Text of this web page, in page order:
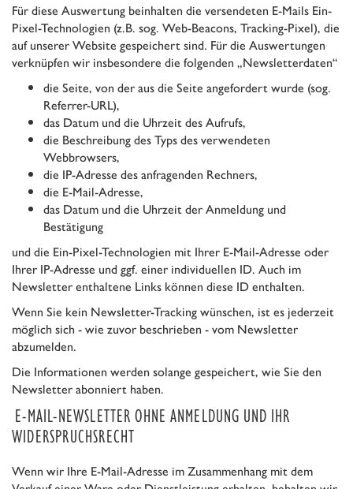
Für diese Auswertung beinhalten die versendeten E-Mails Ein-
Pixel-Technologien (z.B. sog. Web-Beacons, Tracking-Pixel), die
auf unserer Website gespeichert sind. Für die Auswertungen
verknüpfen wir insbesondere die folgenden „Newsletterdaten“
die Seite, von der aus die Seite angefordert wurde (sog.
Referrer-URL),
das Datum und die Uhrzeit des Aufrufs,
die Beschreibung des Typs des verwendeten
Webbrowsers,
die IP-Adresse des anfragenden Rechners,
die E-Mail-Adresse,
das Datum und die Uhrzeit der Anmeldung und
Bestätigung
und die Ein-Pixel-Technologien mit Ihrer E-Mail-Adresse oder
Ihrer IP-Adresse und ggf. einer individuellen ID. Auch im
Newsletter enthaltene Links können diese ID enthalten.
Wenn Sie kein Newsletter-Tracking wünschen, ist es jederzeit
möglich sich - wie zuvor beschrieben - vom Newsletter
abzumelden.
Die Informationen werden solange gespeichert, wie Sie den
Newsletter abonniert haben.
E-MAIL-NEWSLETTER OHNE ANMELDUNG UND IHR
WIDERSPRUCHSRECHT
Wenn wir Ihre E-Mail-Adresse im Zusammenhang mit dem